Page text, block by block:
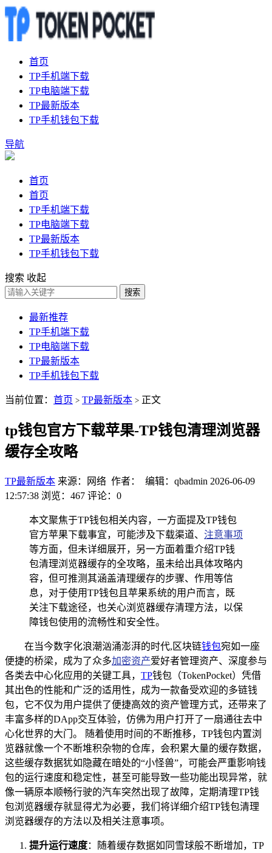
首页
TP手机端下载
TP电脑端下载
TP最新版本
TP手机钱包下载
导航
首页
首页
TP手机端下载
TP电脑端下载
TP最新版本
TP手机钱包下载
搜索 收起
搜索
最新推荐
TP手机端下载
TP电脑端下载
TP最新版本
TP手机钱包下载
当前位置： 首页 > TP最新版本 > 正文
tp钱包官方下载苹果-TP钱包清理浏览器
缓存全攻略
TP最新版本 来源：网络 作者： 编辑：qbadmin 2026-06-09
12:57:38 浏览：467 评论：0
本文聚焦于TP钱包相关内容，一方面提及TP钱包
官方苹果下载事宜，可能涉及下载渠道、 注意事项
等方面，但未详细展开，另一方面着重介绍TP钱
包清理浏览器缓存的全攻略，虽未给出具体攻略内
容，但可推测其涵盖清理缓存的步骤、作用等信
息，对于使用TP钱包且苹果系统的用户而言，既
关注下载途径，也关心浏览器缓存清理方法，以保
障钱包使用的流畅性和安全性。
在当今数字化浪潮汹涌澎湃的时代,区块链钱包宛如一座
便捷的桥梁，成为了众多加密资产爱好者管理资产、深度参与
各类去中心化应用的关键工具， TP钱包（TokenPocket）凭借
其出色的性能和广泛的适用性，成为一款备受欢迎的多链钱
包，它不仅为用户提供了便捷高效的资产管理方式，还带来了
丰富多样的DApp交互体验，仿佛为用户打开了一扇通往去中
心化世界的大门。 随着使用时间的不断推移，TP钱包内置浏
览器就像一个不断堆积杂物的仓库，会积累大量的缓存数据，
这些缓存数据犹如隐藏在暗处的“小怪兽”，可能会严重影响钱
包的运行速度和稳定性，甚至可能导致一些功能出现异常，就
像一辆原本顺畅行驶的汽车突然出现了故障，定期清理TP钱
包浏览器缓存就显得尤为必要，我们将详细介绍TP钱包清理
浏览器缓存的方法以及相关注意事项。
提升运行速度：随着缓存数据如同雪球般不断增加，TP